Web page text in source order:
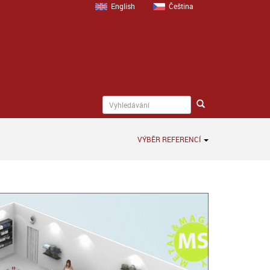
English Čeština
VÝBĚR REFERENCÍ